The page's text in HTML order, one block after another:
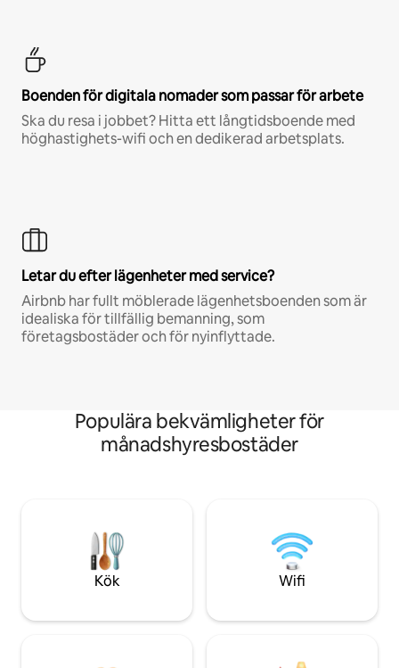
Boenden för digitala nomader som passar för arbete
Ska du resa i jobbet? Hitta ett långtidsboende med
höghastighets-wifi och en dedikerad arbetsplats.
Letar du efter lägenheter med service?
Airbnb har fullt möblerade lägenhetsboenden som är
idealiska för tillfällig bemanning, som
företagsbostäder och för nyinflyttade.
Populära bekvämligheter för
månadshyresbostäder
Kök Wifi